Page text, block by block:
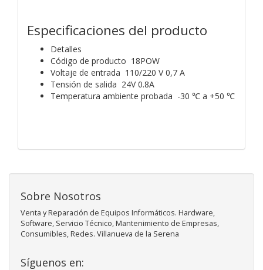
Especificaciones del producto
Detalles
Código de producto 18POW
Voltaje de entrada 110/220 V 0,7 A
Tensión de salida 24V 0.8A
Temperatura ambiente probada -30 ℃ a +50 ℃
Sobre Nosotros
Venta y Reparación de Equipos Informáticos. Hardware,
Software, Servicio Técnico, Mantenimiento de Empresas,
Consumibles, Redes. Villanueva de la Serena
Síguenos en: